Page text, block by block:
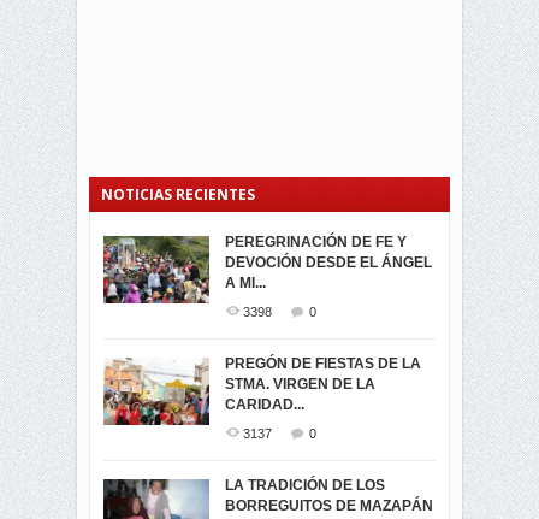
NOTICIAS RECIENTES
PEREGRINACIÓN DE FE Y
DEVOCIÓN DESDE EL ÁNGEL
A MI...
3398 0
PREGÓN DE FIESTAS DE LA
STMA. VIRGEN DE LA
CARIDAD...
3137 0
LA TRADICIÓN DE LOS
BORREGUITOS DE MAZAPÁN
PROCESIÓN DE LA VIRGEN
DE LA CARIDAD 2024
3063
-ENCENDIDO DEL ARBOL DE
...
MIRA
SEGUNDA VUELTA
ELECCIONES
PRESIDENCIALES 2023 EN
M...
ELECCION CRUCIAL:
SEGUNDA VUELTA
PRESIDENCIAL EL 1...
VIRTUALES ASAMBLEISTAS